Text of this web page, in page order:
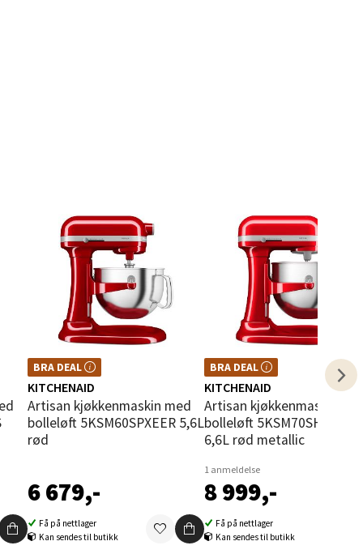
BRA DEAL
BRA DEAL – et godt kjøp, hele året.
Kan ikke kombineres med kuponger
eller andre tilbud.
KITCHENAID
Artisan kjøkkenmaskin med
bolleløft 5KSM60SPXEER 5,6L
rød
6 679,-
Få på nettlager
Kan sendes til butikk
BRA DEAL
BRA DEAL – et godt kjøp, hele året.
Kan ikke kombineres med kuponger
eller andre tilbud.
KITCHENAID
Artisan kjøkkenmaskin med
bolleløft 5KSM70SHXECA
6,6L rød metallic
1 anmeldelse
8 999,-
Få på nettlager
Kan sendes til butikk